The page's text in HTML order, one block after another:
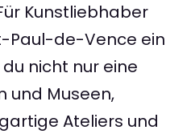
Kunstliebhaber
Paul-de-Vence ein
nicht nur eine
und Museen,
Ateliers und